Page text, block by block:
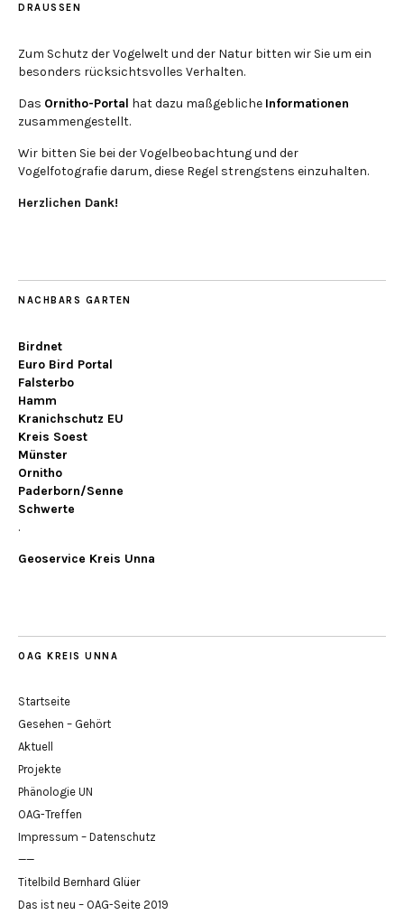
DRAUSSEN
Zum Schutz der Vogelwelt und der Natur bitten wir Sie um ein
besonders rücksichtsvolles Verhalten.
Das Ornitho-Portal hat dazu maßgebliche Informationen
zusammengestellt.
Wir bitten Sie bei der Vogelbeobachtung und der
Vogelfotografie darum, diese Regel strengstens einzuhalten.
Herzlichen Dank!
NACHBARS GARTEN
Birdnet
Euro Bird Portal
Falsterbo
Hamm
Kranichschutz EU
Kreis Soest
Münster
Ornitho
Paderborn/Senne
Schwerte
.
Geoservice Kreis Unna
OAG KREIS UNNA
Startseite
Gesehen – Gehört
Aktuell
Projekte
Phänologie UN
OAG-Treffen
Impressum – Datenschutz
——
Titelbild Bernhard Glüer
Das ist neu – OAG-Seite 2019